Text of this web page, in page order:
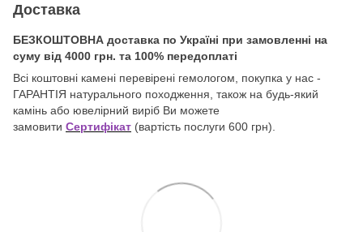
Доставка
БЕЗКОШТОВНА доставка по Україні при замовленні на
суму від 4000 грн. та 100% передоплаті
Всі коштовні камені перевірені гемологом, покупка у нас -
ГАРАНТІЯ натурального походження, також на будь-який
камінь або ювелірний виріб Ви можете
замовити Сертифікат (вартість послуги 600 грн).